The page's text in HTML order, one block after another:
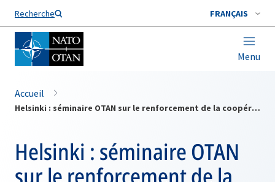
Recherche FRANÇAIS
Menu
Nom de famille*
Accueil
Helsinki : séminaire OTAN sur le renforcement de la coopération en matière de gestion des crises
Helsinki : séminaire OTAN